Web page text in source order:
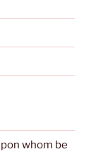
whom be